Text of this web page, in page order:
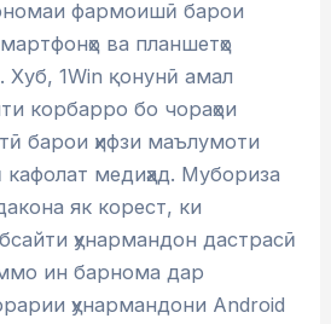
фармоишӣ барои
ва планшетҳо
Хуб, 1Win қонунӣ амал
корбарро бо чораҳои
барои ҳифзи маълумоти
медиҳад. Мубориза
як корест, ки
ҳунармандон дастрасӣ
ин барнома дар
ҳунармандони Android